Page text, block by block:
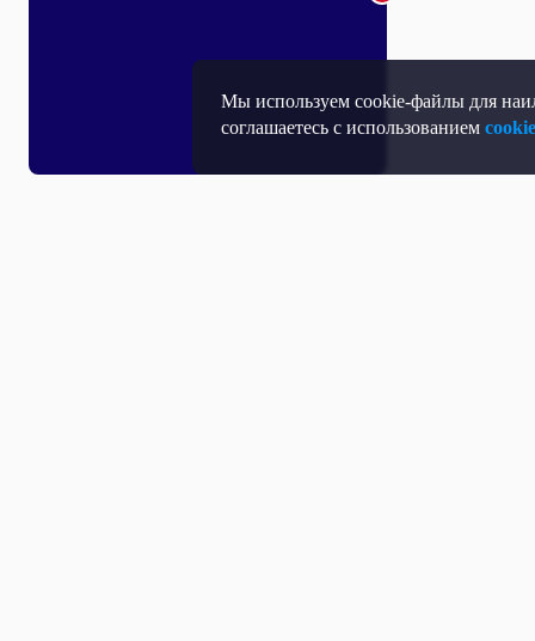
Мы используем cookie-файлы для
соглашаетесь с использованием